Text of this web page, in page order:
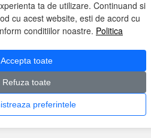
ta de utilizare. Continuand si
cu acest website, esti de acord cu
conditiilor noastre. Politica
Accepta toate
Refuza toate
preferintele